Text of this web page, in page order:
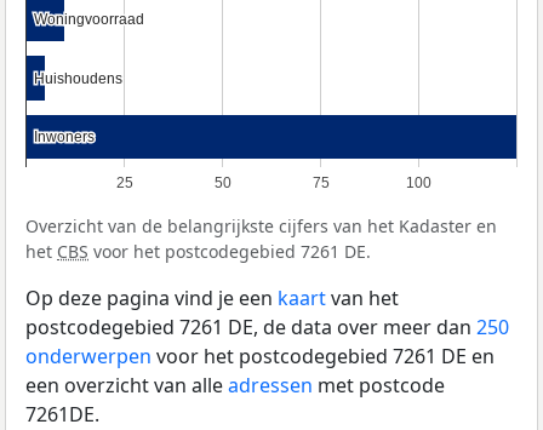
25 50 75 100
Woningvoorraad
Woningvoorraad
Huishoudens
Huishoudens
Inwoners
Inwoners
Overzicht van de belangrijkste cijfers van het Kadaster en
het CBS voor het postcodegebied 7261 DE.
Op deze pagina vind je een kaartvan het
postcodegebied 7261 DE, de data over meer dan 250
onderwerpen voor het postcodegebied 7261 DE en
een overzicht van alleadressen met postcode
7261DE.